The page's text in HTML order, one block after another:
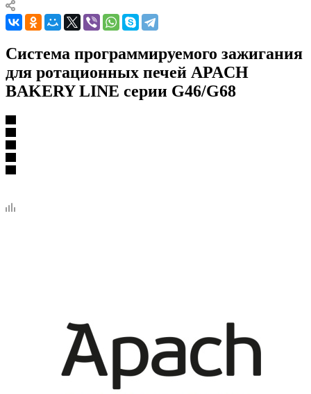
Система программируемого зажигания
для ротационных печей APACH
BAKERY LINE серии G46/G68